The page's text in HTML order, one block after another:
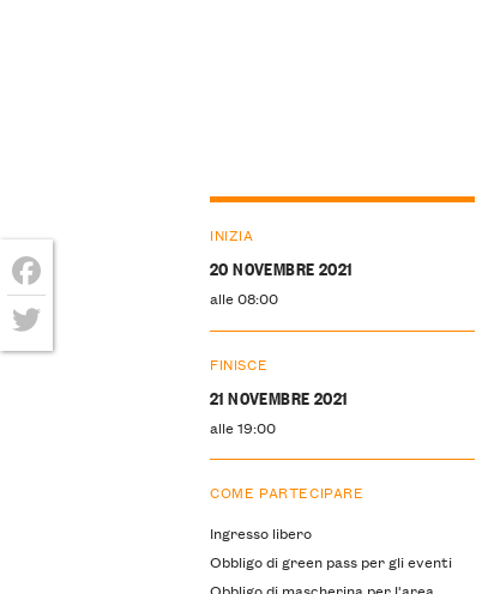
INIZIA
20 NOVEMBRE 2021
alle 08:00
FINISCE
21 NOVEMBRE 2021
alle 19:00
COME PARTECIPARE
Ingresso libero
Obbligo di green pass per gli eventi
Facebook
Twitter